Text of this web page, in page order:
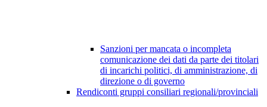
Sanzioni per mancata o incompleta
comunicazione dei dati da parte dei titolari
di incarichi politici, di amministrazione, di
direzione o di governo
Rendiconti gruppi consiliari regionali/provinciali